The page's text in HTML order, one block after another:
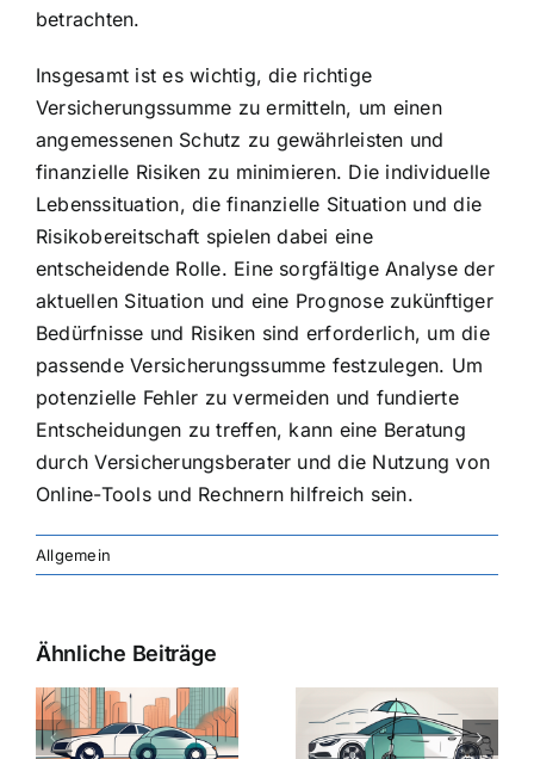
betrachten.
Insgesamt ist es wichtig, die richtige
Versicherungssumme zu ermitteln, um einen
angemessenen Schutz zu gewährleisten und
finanzielle Risiken zu minimieren. Die individuelle
Lebenssituation, die finanzielle Situation und die
Risikobereitschaft spielen dabei eine
entscheidende Rolle. Eine sorgfältige Analyse der
aktuellen Situation und eine Prognose zukünftiger
Bedürfnisse und Risiken sind erforderlich, um die
passende Versicherungssumme festzulegen. Um
potenzielle Fehler zu vermeiden und fundierte
Entscheidungen zu treffen, kann eine Beratung
durch Versicherungsberater und die Nutzung von
Online-Tools und Rechnern hilfreich sein.
Allgemein
Ähnliche Beiträge